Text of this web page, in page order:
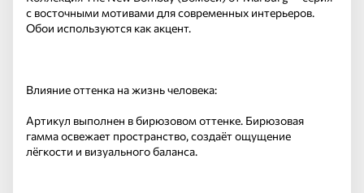
с восточными мотивами для современных интерьеров.
Обои используются как акцент.
Влияние оттенка на жизнь человека:
Артикул выполнен в бирюзовом оттенке. Бирюзовая
гамма освежает пространство, создаёт ощущение
лёгкости и визуального баланса.